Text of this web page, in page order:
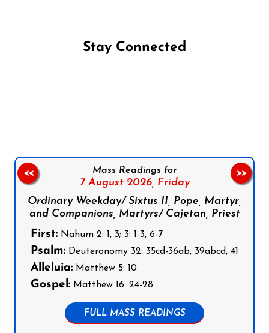
Stay Connected
Mass Readings for
7 August 2026, Friday
Ordinary Weekday/ Sixtus II, Pope, Martyr,
and Companions, Martyrs/ Cajetan, Priest
First: Nahum 2: 1, 3; 3: 1-3, 6-7
Psalm: Deuteronomy 32: 35cd-36ab, 39abcd, 41
Alleluia: Matthew 5: 10
Gospel: Matthew 16: 24-28
FULL MASS READINGS
<< >>